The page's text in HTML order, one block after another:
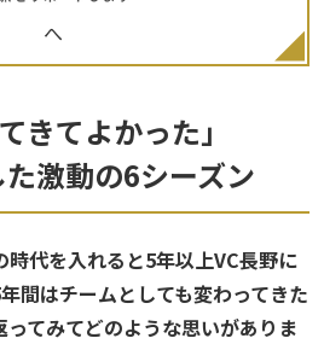
へ
きてよかった」
激動の6シーズン
時代を入れると5年以上VC長野に
間はチームとしても変わってきた
ってみてどのような思いがありま